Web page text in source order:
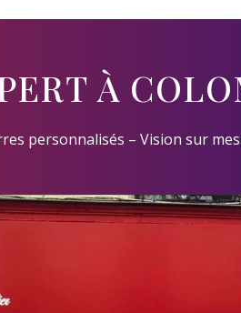
À
personnalisés – Vision sur